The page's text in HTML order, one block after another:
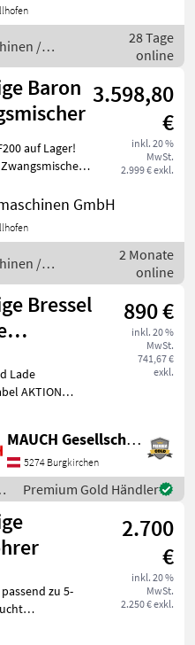
Kleinanzeigen
benötigen,
/
28 Tage
online
Baron 3.598,80
€
inkl. 20 %
MwSt.
2.999 € exkl.
auf Lager!
durchGmbH
/
2 Monate
online
Bressel
2t
890 €
inkl. 20 %
MwSt.
741,67 €
exkl.
Lade
AKTION
-
Breite 120 cm -
(
MAUCH Gesellschaft m.b.H. & Co.KG
5274 Burgkirchen
Premium Gold Händler
2.700
€
inkl. 20 %
MwSt.
2.250 € exkl.
zu 5-